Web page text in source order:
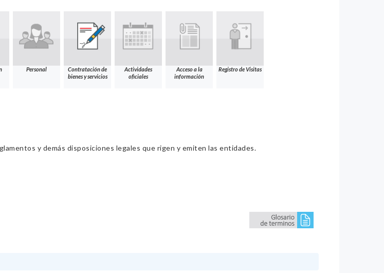
Personal
Contratación de
bienes y servicios
Actividades
oficiales
Acceso a la
información
Registro de Visitas
y demás disposiciones legales que rigen y emiten las entidades.